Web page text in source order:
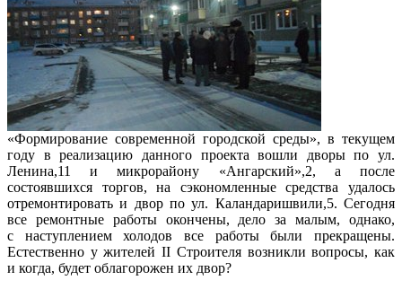
«Формирование современной городской среды», в текущем
году в реализацию данного проекта вошли дворы по ул.
Ленина,11 и микрорайону «Ангарский»,2, а после
состоявшихся торгов, на сэкономленные средства удалось
отремонтировать и двор по ул. Каландаришвили,5. Сегодня
все ремонтные работы окончены, дело за малым, однако,
с наступлением холодов все работы были прекращены.
Естественно у жителей II Строителя возникли вопросы, как
и когда, будет облагорожен их двор?